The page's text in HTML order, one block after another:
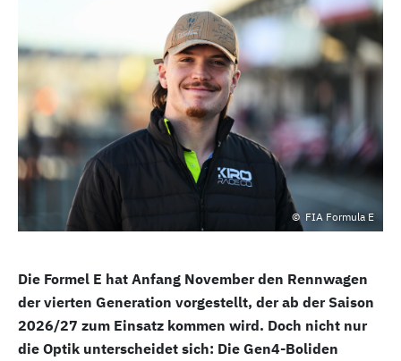
FIA Formula E
Die Formel E hat Anfang November den Rennwagen
der vierten Generation vorgestellt, der ab der Saison
2026/27 zum Einsatz kommen wird. Doch nicht nur
die Optik unterscheidet sich: Die Gen4-Boliden